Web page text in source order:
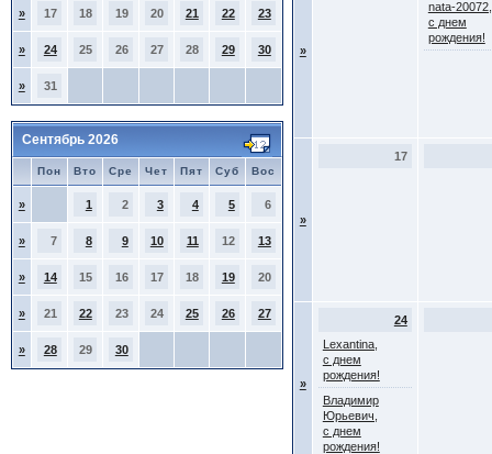
» 17 18 19 20 21 22 23
» 24 25 26 27 28 29 30
» 31
Сентябрь 2026
Пон Вто Сре Чет Пят Суб Вос
» 1 2 3 4 5 6
» 7 8 9 10 11 12 13
» 14 15 16 17 18 19 20
» 21 22 23 24 25 26 27
» 28 29 30
»
nata-20072,
с днем
рождения!
»
17
»
24
Lexantina,
с днем
рождения!
Владимир
Юрьевич,
с днем
рождения!